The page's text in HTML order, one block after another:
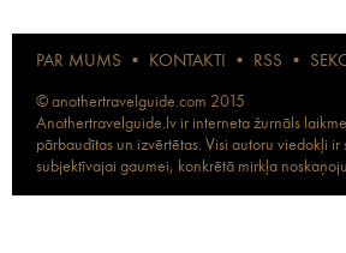
PAR MUMS • KONTAKTI • RSS •
© anothertravelguide.com 2015
Anothertravelguide.lv ir interneta žurnāls
pārbaudītas un izvērtētas. Visi autoru viedokļi
subjektīvajai gaumei, konkrētā mirkļa